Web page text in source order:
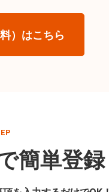
）はこちら
簡単登録